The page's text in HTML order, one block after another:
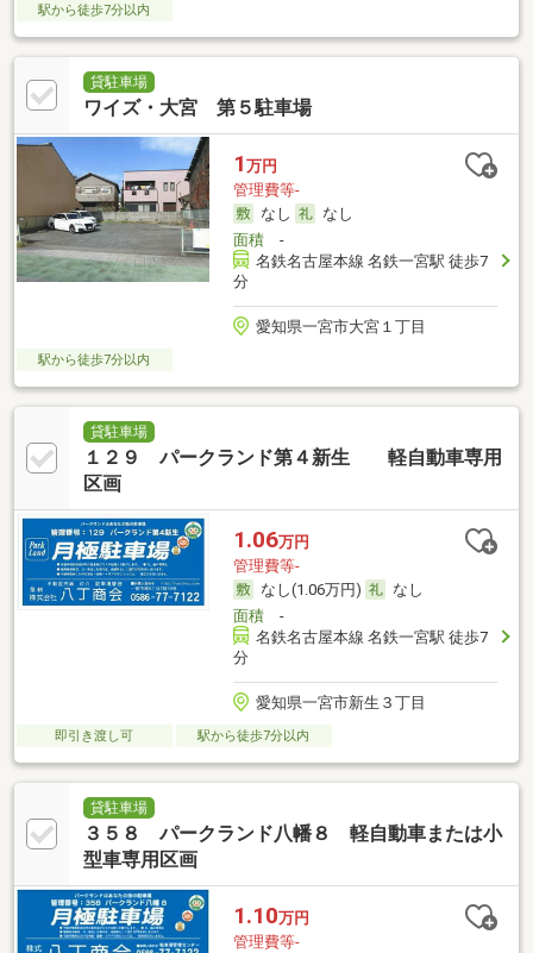
駅から徒歩7分以内
貸駐車場
ワイズ・大宮 第５駐車場
1 万円
管理費等-
なし
なし
面積-
名鉄名古屋本線 名鉄一宮駅 徒歩7
分
愛知県一宮市大宮１丁目
駅から徒歩7分以内
貸駐車場
１２９ パークランド第４新生 軽自動車専用
区画
1.06万円
管理費等-
なし(1.06万円)
なし
面積-
名鉄名古屋本線 名鉄一宮駅 徒歩7
分
愛知県一宮市新生３丁目
即引き渡し可 駅から徒歩7分以内
貸駐車場
３５８ パークランド八幡８ 軽自動車または小
型車専用区画
1.10万円
管理費等-